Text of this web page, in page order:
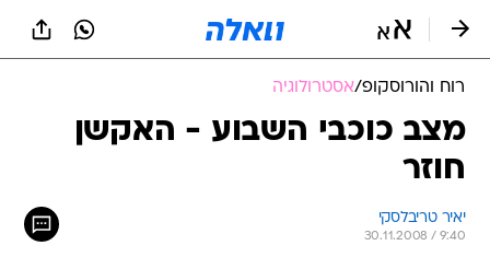
רוח והורוסקופ/אסטרולוגיה
מצב כוכבי השבוע - האקשן
חוזר
יאיר טריבלסקי
30.11.2008 / 9:40